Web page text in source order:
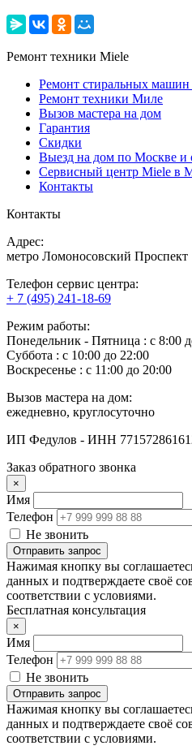
Ремонт техники Miele
Ремонт стиральных
Ремонт техники Миле
Вызов мастера на дом
Гарантия
Скидки
Выезд на дом по Москве и
Сервисный центр Miele в
Контакты
Контакты
Адрес:
метро Ломоносовский Проспект
Телефон сервис центра:
+ 7 (495) 241-18-69
Режим работы:
Понедельник ‐ Пятница : с 8:00
Суббота : с 10:00 до 22:00
Воскресенье : с 11:00 до 20:00
Вызов мастера на дом:
ежедневно, круглосуточно
ИП Федулов - ИНН
Заказ обратного звонка
×
Имя
Телефон
Не звонить
Отправить запрос
Нажимая кнопку вы
данных и подтверждаете своё
соответствии с условиями.
Бесплатная консультация
×
Имя
Телефон
Не звонить
Отправить запрос
Нажимая кнопку вы
данных и подтверждаете своё
соответствии с условиями.